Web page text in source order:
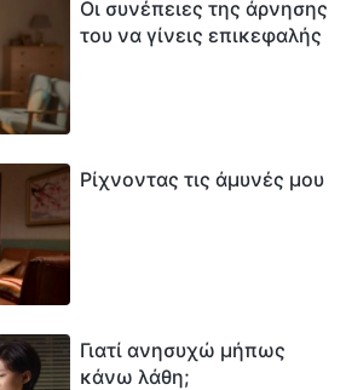
Οι συνέπειες της άρνησης
του να γίνεις επικεφαλής
Ρίχνοντας τις άμυνές μου
Γιατί ανησυχώ μήπως
κάνω λάθη;